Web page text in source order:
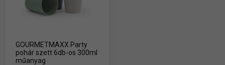
GOURMETMAXX Party
pohár szett 6db-os 300ml
műanyag